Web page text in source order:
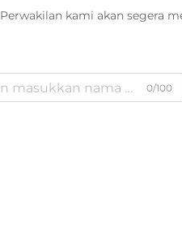
Perwakilan kami akan segera
0/100